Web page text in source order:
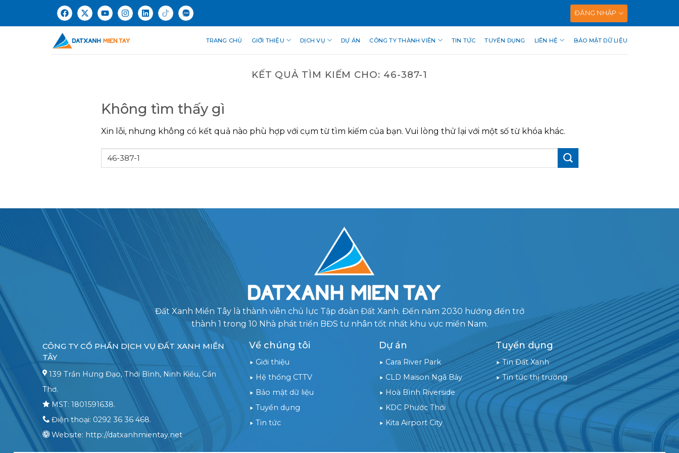
ĐĂNG NHẬP
TRANG CHỦ GIỚI THIỆU DỊCH VỤ DỰ ÁN CÔNG TY THÀNH VIÊN TIN TỨC TUYỂN DỤNG LIÊN HỆ BẢO MẬT DỮ LIỆU
KẾT QUẢ TÌM KIẾM CHO: 46-387-1
Không tìm thấy gì
Xin lỗi, nhưng không có kết quả nào phù hợp với cụm từ tìm kiếm của bạn. Vui lòng thử lại với một số từ khóa khác.
Đất Xanh Miền Tây là thành viên chủ lực Tập đoàn Đất Xanh. Đến năm 2030 hướng đến trở
thành 1 trong 10 Nhà phát triển BĐS tư nhân tốt nhất khu vực miền Nam.
CÔNG TY CỔ PHẦN DỊCH VỤ ĐẤT XANH MIỀN
TÂY
139 Trần Hưng Đạo, Thới Bình, Ninh Kiều, Cần
Thơ.
MST: 1801591638.
Điện thoại: 0292 36 36 468.
Website: http://datxanhmientay.net
Về chúng tôi
Giới thiệu
Hệ thống CTTV
Bảo mật dữ liệu
Tuyển dụng
Tin tức
Dự án
Cara River Park
CLD Maison Ngã Bảy
Hoà Bình Riverside
KDC Phước Thới
Kita Airport City
Tuyển dụng
Tin Đất Xanh
Tin tức thị trường